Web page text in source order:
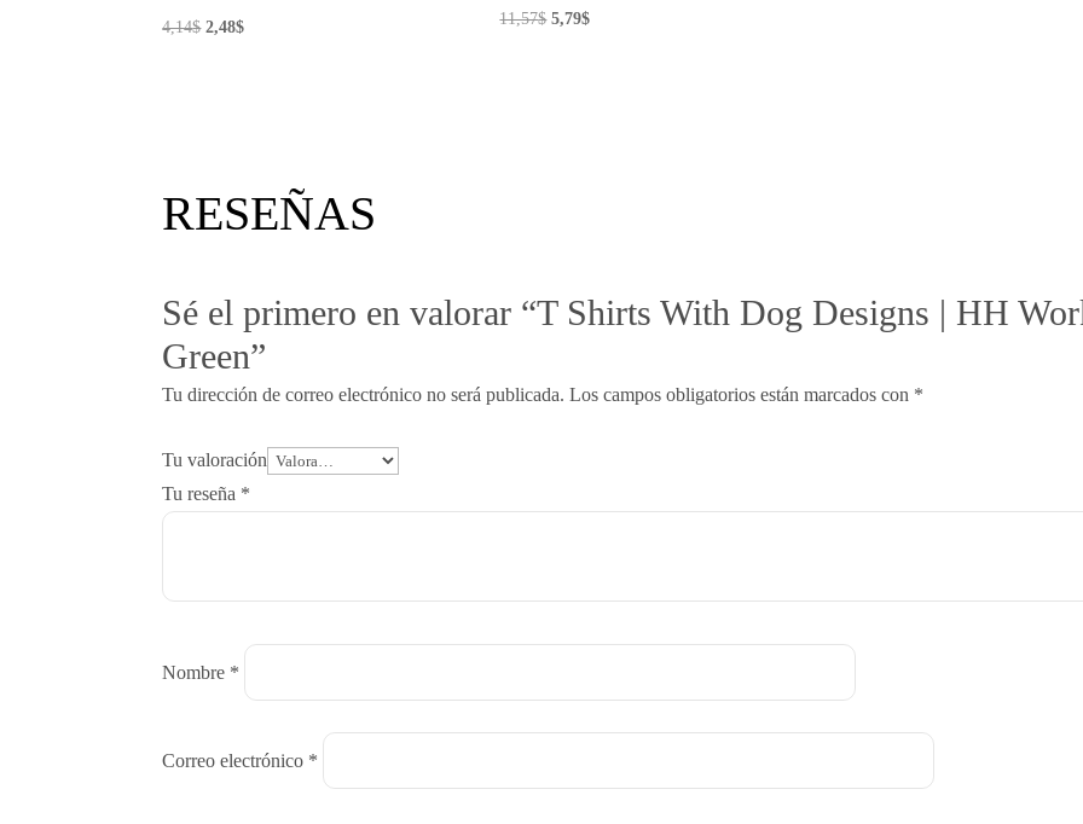
4,14$ El
2,48$El
11,57$ El
5,79$El
RESEÑAS
Sé el primero en valorar “T Shirts With Dog Designs | HH
Green”
Tu dirección de correo electrónico no será publicada. Los campos obligatorios están marcados con *
Tu valoración
Tu reseña *
Nombre *
Correo electrónico *